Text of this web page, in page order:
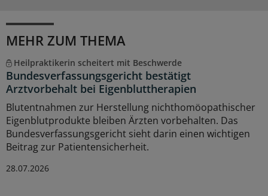
MEHR ZUM THEMA
Heilpraktikerin scheitert mit Beschwerde
Bundesverfassungsgericht bestätigt
Arztvorbehalt bei Eigenbluttherapien
Blutentnahmen zur Herstellung nichthomöopathischer
Eigenblutprodukte bleiben Ärzten vorbehalten. Das
Bundesverfassungsgericht sieht darin einen wichtigen
Beitrag zur Patientensicherheit.
28.07.2026